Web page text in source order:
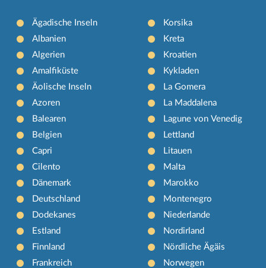
Ägadische Inseln
Albanien
Algerien
Amalfiküste
Äolische Inseln
Azoren
Balearen
Belgien
Capri
Cilento
Dänemark
Deutschland
Dodekanes
Estland
Finnland
Frankreich
Korsika
Kreta
Kroatien
Kykladen
La Gomera
La Maddalena
Lagune von Venedig
Lettland
Litauen
Malta
Marokko
Montenegro
Niederlande
Nordirland
Nördliche Ägäis
Norwegen